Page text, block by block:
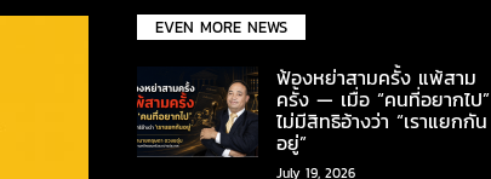
EVEN MORE NEWS
ฟ้องหย่าสามครั้ง แพ้สาม
ครั้ง — เมื่อ “คนที่อยากไป”
ไม่มีสิทธิอ้างว่า “เราแยกกัน
อยู่”
July 19, 2026